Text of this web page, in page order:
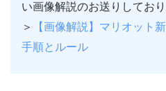
い画像解説のお送りしており
＞
【画像解説】マリオット
手順とルール